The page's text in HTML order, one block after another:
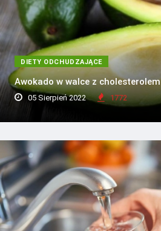
DIETY ODCHUDZAJĄCE
Awokado w walce z cholesterolem
05 Sierpień 2022 1772